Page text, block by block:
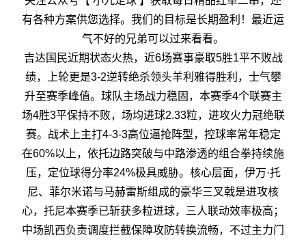
有各种方案供您选择。我们的目标是长期盈利！最近运
气不好的兄弟可以过来看看。
吉达国民近期状态火热，近6场赛事豪取5胜1平不败战
绩，上轮更是3-2逆转绝杀领头羊利雅得胜利，士气攀
升至赛季峰值。球队主场战力稳固，本赛季4个联赛主
场4胜3平保持不败，场均进球2.33粒，进攻火力冠绝联
赛。战术上主打4-3-3高位逼抢阵型，控球率常年稳定
在60%以上，依托边路突破与中路渗透的组合拳持续施
压，定位球得分率24%极具威胁。核心层面，伊万·托
尼、菲尔米诺与马赫雷斯组成的豪华三叉戟是进攻核
心，托尼本赛季已斩获多粒进球，三人联动效率极高；
中场凯西负责调度拦截保障攻防转换流畅，不过主力门